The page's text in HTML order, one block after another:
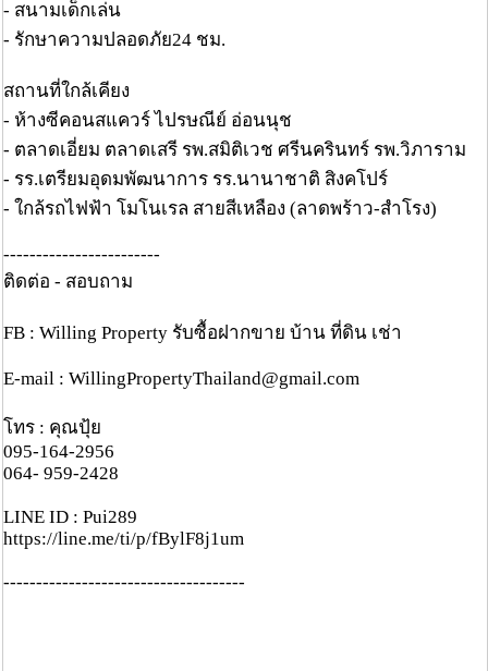
- สนามเด็กเล่น
- รักษาความปลอดภัย24 ชม.
สถานที่ใกล้เคียง
- ห้างซีคอนสแควร์ ไปรษณีย์ อ่อนนุช
- ตลาดเอี่ยม ตลาดเสรี รพ.สมิติเวช ศรีนครินทร์ รพ.วิภาราม
- รร.เตรียมอุดมพัฒนาการ รร.นานาชาติ สิงคโปร์
- ใกล้รถไฟฟ้า โมโนเรล สายสีเหลือง (ลาดพร้าว-สำโรง)
------------------------
ติดต่อ - สอบถาม
FB : Willing Property รับซื้อฝากขาย บ้าน ที่ดิน เช่า
E-mail : WillingPropertyThailand@gmail.com
โทร : คุณปุ้ย
095-164-2956
064- 959-2428
LINE ID : Pui289
https://line.me/ti/p/fBylF8j1um
-------------------------------------